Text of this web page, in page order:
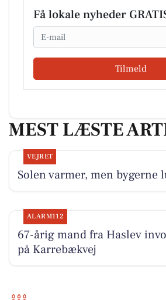
Få lokale nyheder
Email
Tilmeld
MEST LÆSTE
VEJRET
Solen varmer, men bygerne
ALARM112
67-årig mand fra Haslev
på Karrebækvej